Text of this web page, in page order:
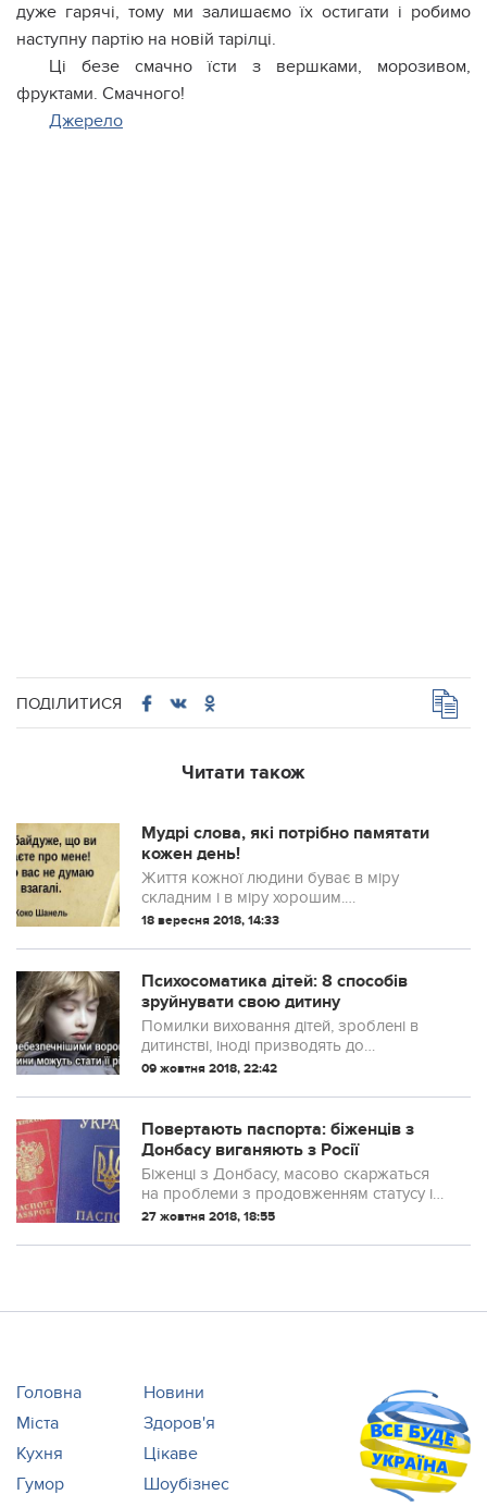
дуже гарячі, тому ми залишаємо їх остигати і робимо
наступну партію на новій тарілці.
Ці безе смачно їсти з вершками, морозивом,
фруктами. Смачного!
Джерело
ПОДІЛИТИСЯ
Читати також
Мудрі слова, які потрібно памятати
кожен день!
Життя кожної людини буває в міру
складним і в міру хорошим.
Найголовніше – вміти вийняти той
щоб в майбутньому вони не
повторювалися, або навпак...
18 вересня 2018, 14:33
Психосоматика дітей: 8 способів
зруйнувати свою дитину
Помилки виховання дітей, зроблені в
дитинстві, іноді призводять до
виникнення у дитини нервовості, яка
нормальному розвитку.
09 жовтня 2018, 22:42
Повертають паспорта: біженців з
Донбасу виганяють з Росії
Біженці з Донбасу, масово скаржаться
на проблеми з продовженням статусу і
тимчасового притулку на території Росії.
27 жовтня 2018, 18:55
Головна
Новини
Міста
Здоров'я
Кухня
Цікаве
Гумор
Шоубізнес